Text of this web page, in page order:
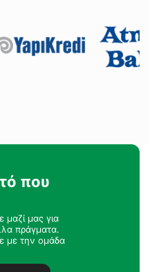
που
μαζί μας για
πράγματα.
με την ομάδα